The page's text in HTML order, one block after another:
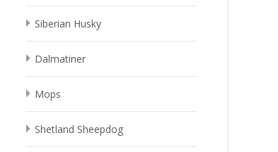
Siberian Husky
Dalmatiner
Mops
Shetland Sheepdog